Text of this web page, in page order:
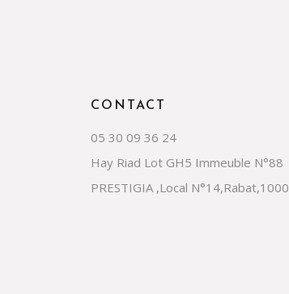
CONTACT
05 30 09 36 24
Hay Riad Lot GH5 Immeuble N°88
PRESTIGIA ,Local N°14,Rabat,1000